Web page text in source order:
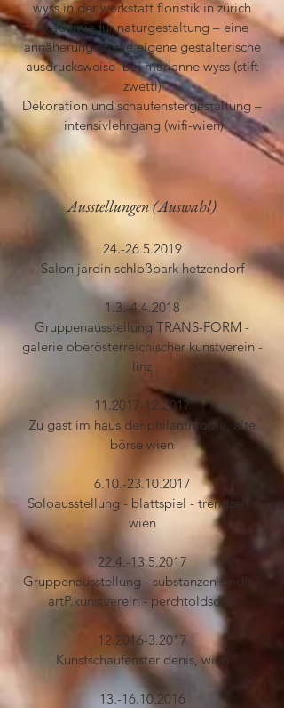
wyss in der werkstatt floristik in zürich
Akademie für naturgestaltung – eine
annäherung an die eigene gestalterische
ausdrucksweise bei marianne wyss (stift
zwettl)
Dekoration und schaufenstergestaltung –
intensivlehrgang (wifi-wien)
Ausstellungen (Auswahl)
24.-26.5.2019
Salon jardin schloßpark hetzendorf
1.3.-4.4.2018
Gruppenausstellung TRANS-FORM -
galerie oberösterreichischer kunstverein -
linz​
11.2017-12.2017
Zu gast im haus der philanthropie, alte
börse wien
6.10.-23.10.2017
Soloausstellung - blattspiel - trendzeit -
wien
22.4.-13.5.2017
Gruppenausstellung - substanzen sind's -
artP.kunstverein - perchtoldsdorf
12.2016-3.2017
Kunstschaufenster denis, wien
13.-16.10.2016